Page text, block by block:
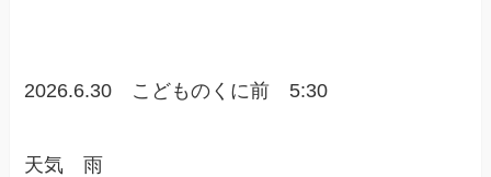
2026.6.30 こどものくに前 5:30
天気 雨